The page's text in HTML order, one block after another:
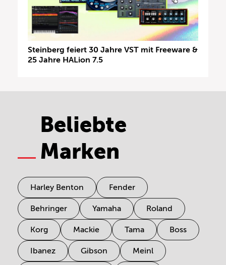
Steinberg feiert 30 Jahre VST mit Freeware &
25 Jahre HALion 7.5
Beliebte
Marken
Harley Benton Fender
Behringer Yamaha Roland
Korg Mackie Tama Boss
Ibanez Gibson Meinl